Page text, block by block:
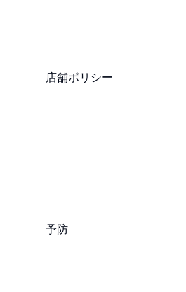
店舗ポリシー
予防